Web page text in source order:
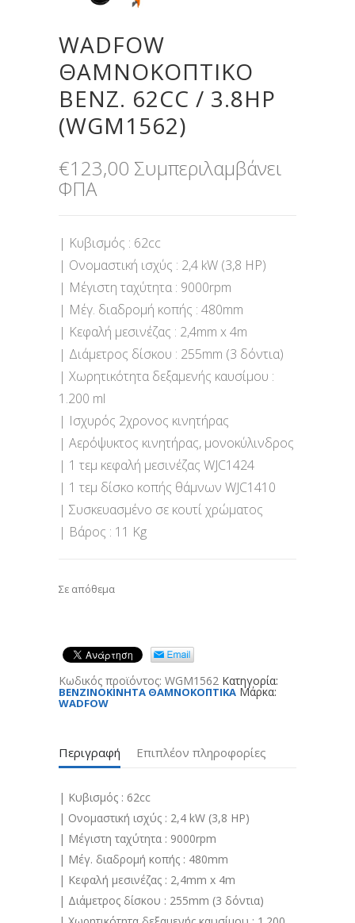
WADFOW
ΘΑΜΝΟΚΟΠΤΙΚΟ
ΒΕΝΖ. 62CC / 3.8HP
(WGM1562)
€123,00 Συμπεριλαμβάνει
ΦΠΑ
| Κυβισμός : 62cc
| Ονομαστική ισχύς : 2,4 kW (3,8 HP)
| Μέγιστη ταχύτητα : 9000rpm
| Μέγ. διαδρομή κοπής : 480mm
| Κεφαλή μεσινέζας : 2,4mm x 4m
| Διάμετρος δίσκου : 255mm (3 δόντια)
| Χωρητικότητα δεξαμενής καυσίμου :
1.200 ml
| Ισχυρός 2χρονος κινητήρας
| Αερόψυκτος κινητήρας, μονοκύλινδρος
| 1 τεμ κεφαλή μεσινέζας WJC1424
| 1 τεμ δίσκο κοπής θάμνων WJC1410
| Συσκευασμένο σε κουτί χρώματος
| Βάρος : 11 Kg
Σε απόθεμα
Κωδικός προϊόντος: WGM1562 Κατηγορία:
ΒΕΝΖΙΝΟΚΙΝΗΤΑ ΘΑΜΝΟΚΟΠΤΙΚΑ Μάρκα:
WADFOW
Περιγραφή Επιπλέον πληροφορίες
| Κυβισμός : 62cc
| Ονομαστική ισχύς : 2,4 kW (3,8 HP)
| Μέγιστη ταχύτητα : 9000rpm
| Μέγ. διαδρομή κοπής : 480mm
| Κεφαλή μεσινέζας : 2,4mm x 4m
| Διάμετρος δίσκου : 255mm (3 δόντια)